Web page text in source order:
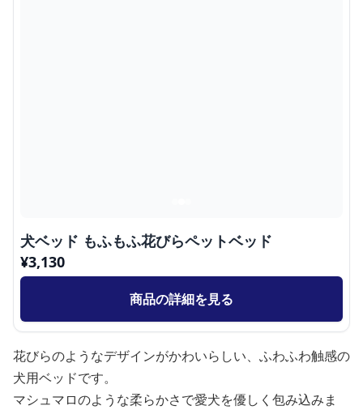
犬ベッド もふもふ花びらペットベッド
¥3,130
商品の詳細を見る
花びらのようなデザインがかわいらしい、ふわふわ触感の
犬用ベッドです。
マシュマロのような柔らかさで愛犬を優しく包み込みま